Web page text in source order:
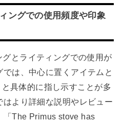
ングでの使用頻度や印象
とライティングでの使用が
は、中心に置くアイテムと
具体的に指し示すことが多
より詳細な説明やレビュー
「The Primus stove has